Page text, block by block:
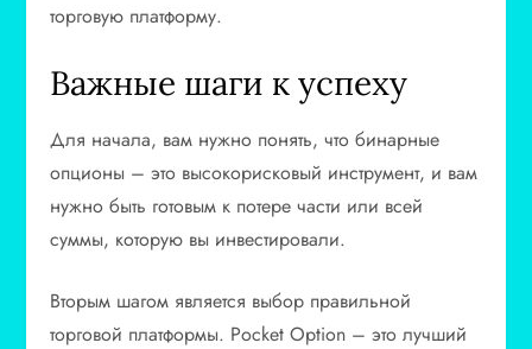
торговую платформу.
Важные шаги к успеху
Для начала, вам нужно понять, что бинарные
опционы – это высокорисковый инструмент, и вам
нужно быть готовым к потере части или всей
суммы, которую вы инвестировали.
Вторым шагом является выбор правильной
торговой платформы. Pocket Option – это лучший